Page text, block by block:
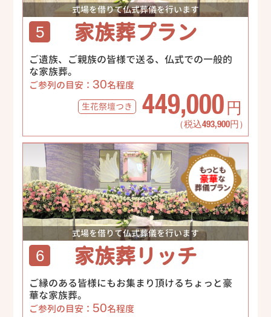
式場を借りて仏式葬儀を行います
5 家族葬プラン
ご遺族、ご親族の皆様で送る、仏式での一般的
な家族葬。
ご参列の目安： 30名程度
生花祭壇つき 449,000 円
（税込493,900円）
式場を借りて仏式葬儀を行います
6 家族葬リッチ
ご縁のある皆様にもお集まり頂けるちょっと豪
華な家族葬。
ご参列の目安： 50名程度